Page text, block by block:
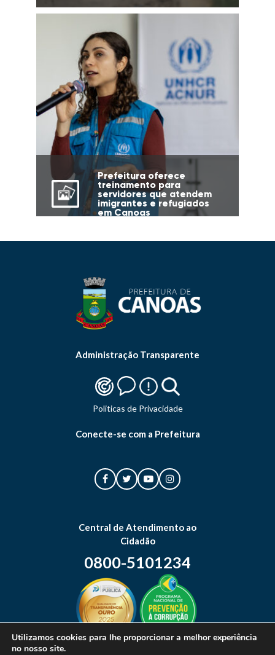
Prefeitura oferece
treinamento para
servidores que atendem
imigrantes e refugiados
em Canoas
Administração Transparente
Politicas de Privacidade
Conecte-se com a Prefeitura
Central de Atendimento ao
Cidadão
0800-5101234
Utilizamos cookies para lhe proporcionar a melhor experiência
no nosso site.